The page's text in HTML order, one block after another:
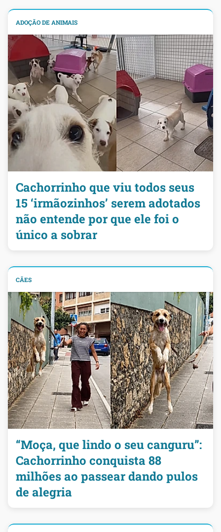
ADOÇÃO DE ANIMAIS
Cachorrinho que viu todos seus
15 ‘irmãozinhos’ serem adotados
não entende por que ele foi o
único a sobrar
CÃES
“Moça, que lindo o seu canguru”:
Cachorrinho conquista 88
milhões ao passear dando pulos
de alegria